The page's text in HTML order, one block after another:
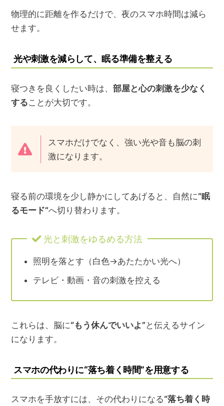
物理的に距離を作るだけで、夜のスマホ時間は減ら
せます。
光や刺激を減らして、眠る準備を整える
寝つきを良くしたい時は、部屋と心の刺激を少なく
することが大切です。
スマホだけでなく、強い光や音も脳の刺
激になります。
寝る前の環境を少し静かにしてあげると、自然に“眠
るモード”へ切り替わります。
光と刺激をゆるめる方法
照明を落とす（白色→あたたかい光へ）
テレビ・動画・音の刺激を控える
これらは、脳に“もう休んでいいよ”と伝えるサイン
になります。
スマホの代わりに“落ち着く時間”を用意する
スマホを手放すには、その代わりになる“落ち着く時